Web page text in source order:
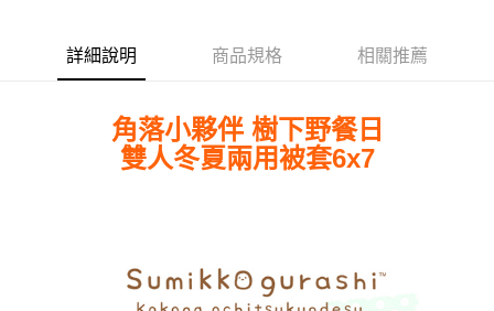
全家★依產品說明
7-11★依產品說明
詳細說明 商品規格 相關推薦
角落小夥伴 樹下野餐日
雙人冬夏兩用被套6x7